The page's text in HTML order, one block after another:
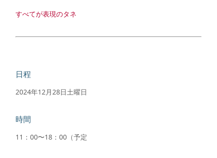
すべてが表現のタネ
日程
2024年12月28日土曜日
時間
11：00〜18：00（予定